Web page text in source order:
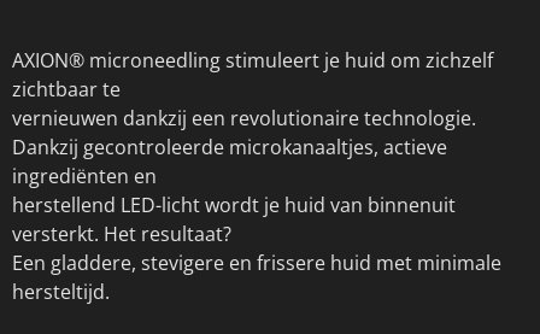
AXION® microneedling stimuleert je huid om zichzelf
zichtbaar te
vernieuwen dankzij een revolutionaire technologie.
Dankzij gecontroleerde microkanaaltjes, actieve
ingrediënten en
herstellend LED-licht wordt je huid van binnenuit
versterkt. Het resultaat?
Een gladdere, stevigere en frissere huid met minimale
hersteltijd.